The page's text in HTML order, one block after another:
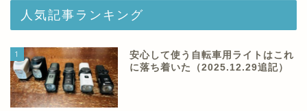
人気記事ランキング
1
安心して使う自転車用ライトはこれ
に落ち着いた（2025.12.29追記）